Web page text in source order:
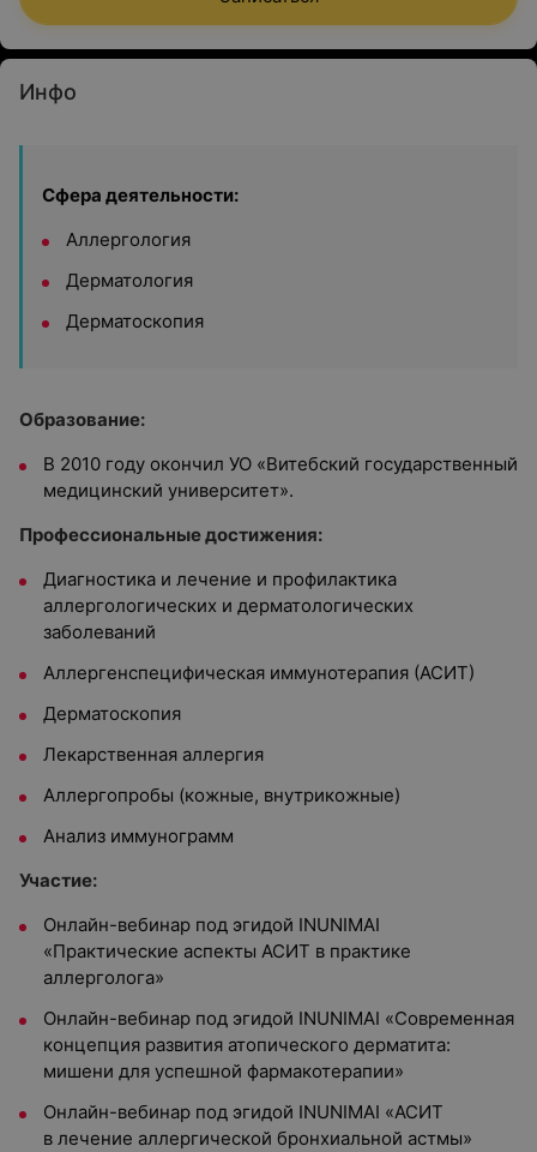
Инфо
Сфера деятельности:
Аллергология
Дерматология
Дерматоскопия
Образование:
В 2010 году окончил УО «Витебский государственный
медицинский университет».
Профессиональные достижения:
Диагностика и лечение и профилактика
аллергологических и дерматологических
заболеваний
Аллергенспецифическая иммунотерапия (АСИТ)
Дерматоскопия
Лекарственная аллергия
Аллергопробы (кожные, внутрикожные)
Анализ иммунограмм
Участие:
Онлайн-вебинар под эгидой INUNIMAI
«Практические аспекты АСИТ в практике
аллерголога»
Онлайн-вебинар под эгидой INUNIMAI «Современная
концепция развития атопического дерматита:
мишени для успешной фармакотерапии»
Онлайн-вебинар под эгидой INUNIMAI «АСИТ
в лечение аллергической бронхиальной астмы»